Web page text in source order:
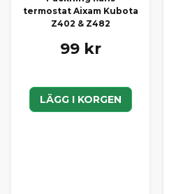
termostat Aixam Kubota
Z402 & Z482
99 kr
LÄGG I KORGEN